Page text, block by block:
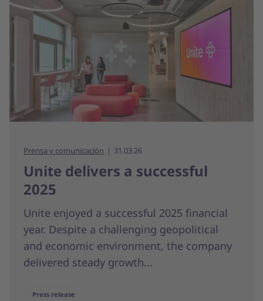
Prensa y comunicación 31.03.26
Unite delivers a successful
2025
Unite enjoyed a successful 2025 financial
year. Despite a challenging geopolitical
and economic environment, the company
delivered steady growth...
Press release